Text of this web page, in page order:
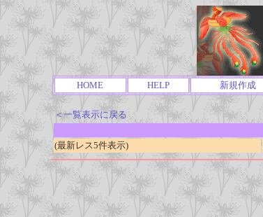
HOME HELP 新規作成
＜一覧表示に戻る
(最新レス5件表示)